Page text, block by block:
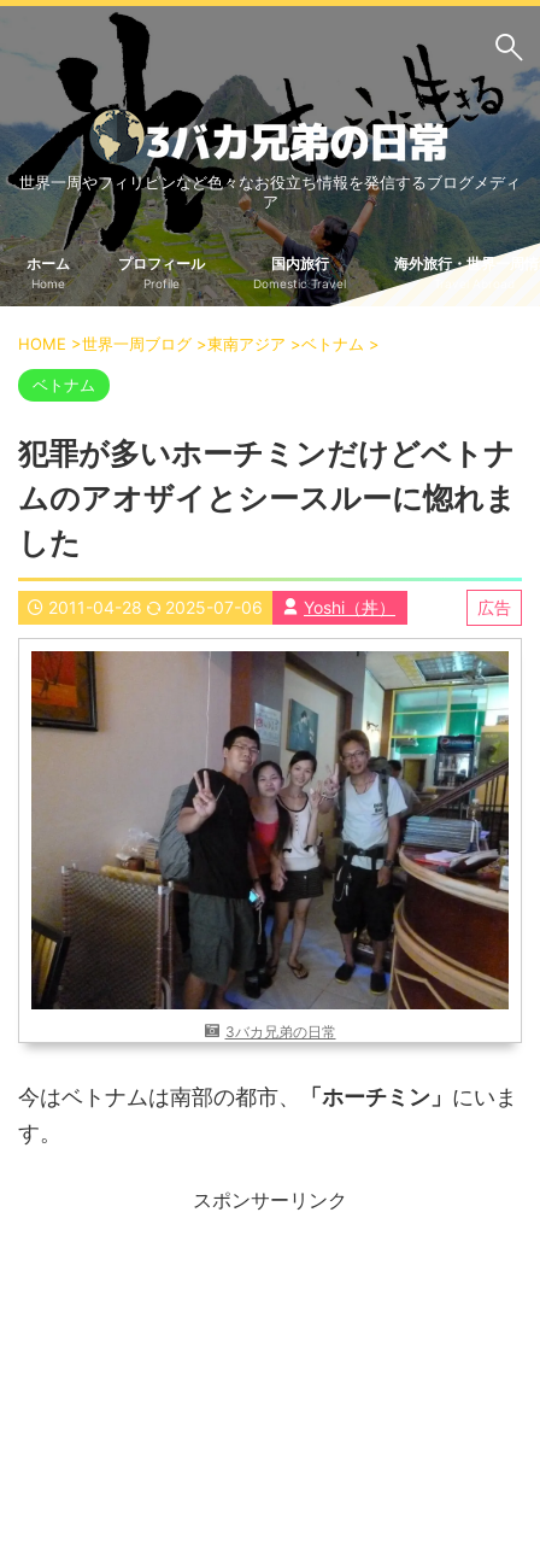
サイト内検索
3バカ兄弟のブログ
三男：増田っちのブロ
グ
次男：タクジのブログ
長男：Yoshiのブログ
ビジネス・ライフハック
車関係
国内旅行
中部
中国・四国
北海道・東北
世界一周ブログ
アフリカ
アジア
ヨーロッパ
中東
北・中南米
東南アジア
Web・ガジェット
スマホ・タブレット
PC・インターネット
ポケモンGO
AND OR
検索
世界一周やフィリピンなど色々なお役立ち情報を発信するブログメディ
ア
ホーム
Home
プロフィール
Profile
国内旅行
Domestic Travel
海外旅行・世界一周
HOME >世界一周ブログ >東南アジア >ベトナム >
ベトナム
犯罪が多いホーチミンだけどベトナ
ムのアオザイとシースルーに惚れま
した
2011-04-28 2025-07-06 Yoshi（丼） 広告
3バカ兄弟の日常
今はベトナムは南部の都市、 「ホーチミン」 にいま
す。
スポンサーリンク